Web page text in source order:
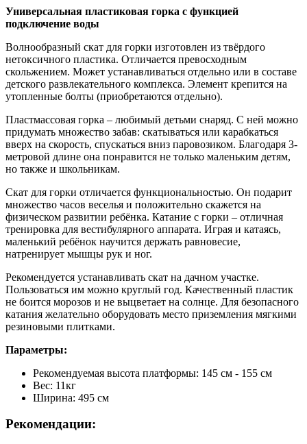
Универсальная пластиковая горка с функцией
подключение воды
Волнообразный скат для горки изготовлен из твёрдого
нетоксичного пластика. Отличается превосходным
скольжением. Может устанавливаться отдельно или в составе
детского развлекательного комплекса. Элемент крепится на
утопленные болты (приобретаются отдельно).
Пластмассовая горка – любимый детьми снаряд. С ней можно
придумать множество забав: скатываться или карабкаться
вверх на скорость, спускаться вниз паровозиком. Благодаря 3-
метровой длине она понравится не только маленьким детям,
но также и школьникам.
Скат для горки отличается функциональностью. Он подарит
множество часов веселья и положительно скажется на
физическом развитии ребёнка. Катание с горки – отличная
тренировка для вестибулярного аппарата. Играя и катаясь,
маленький ребёнок научится держать равновесие,
натренирует мышцы рук и ног.
Рекомендуется устанавливать скат на дачном участке.
Пользоваться им можно круглый год. Качественный пластик
не боится морозов и не выцветает на солнце. Для безопасного
катания желательно оборудовать место приземления мягкими
резиновыми плитками.
Параметры:
Рекомендуемая высота платформы: 145 см - 155 см
Вес: 11кг
Ширина: 495 см
Рекомендации: